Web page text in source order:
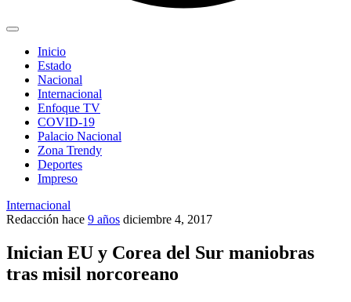
Inicio
Estado
Nacional
Internacional
Enfoque TV
COVID-19
Palacio Nacional
Zona Trendy
Deportes
Impreso
Internacional
Redacción hace 9 años diciembre 4, 2017
Inician EU y Corea del Sur maniobras
tras misil norcoreano